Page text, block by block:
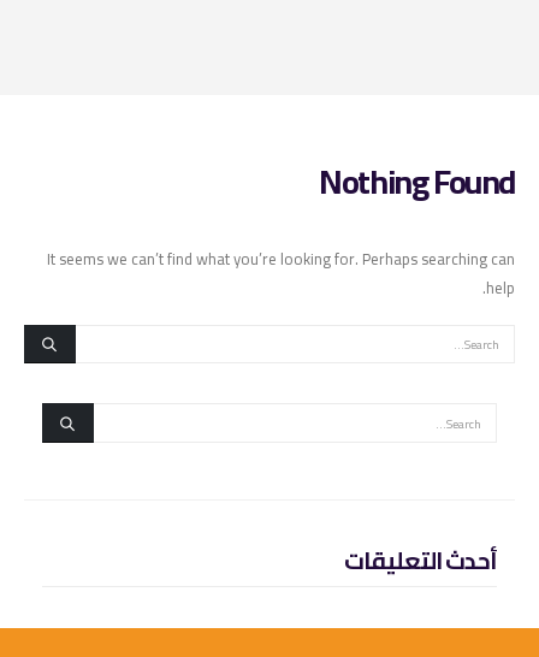
Nothing Found
It seems we can’t find what you’re looking for. Perhaps searching can
help.
أحدث التعليقات